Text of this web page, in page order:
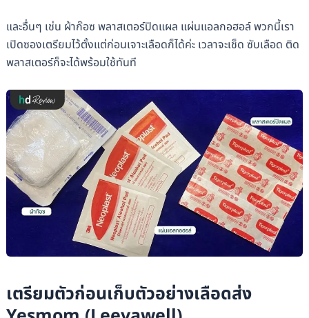
และอื่นๆ เช่น ผ้าก๊อซ พลาสเตอร์ปิดแผล แผ่นแอลกอฮอล์ พวกนี้เรา
เปิดซองเตรียมไว้ตั้งแต่ก่อนเจาะเลือดก็ได้ค่ะ เวลาจะเช็ด ซับเลือด ติด
พลาสเตอร์ก็จะได้พร้อมใช้ทันที
เตรียมตัวก่อนเก็บตัวอย่างเลือดส่ง